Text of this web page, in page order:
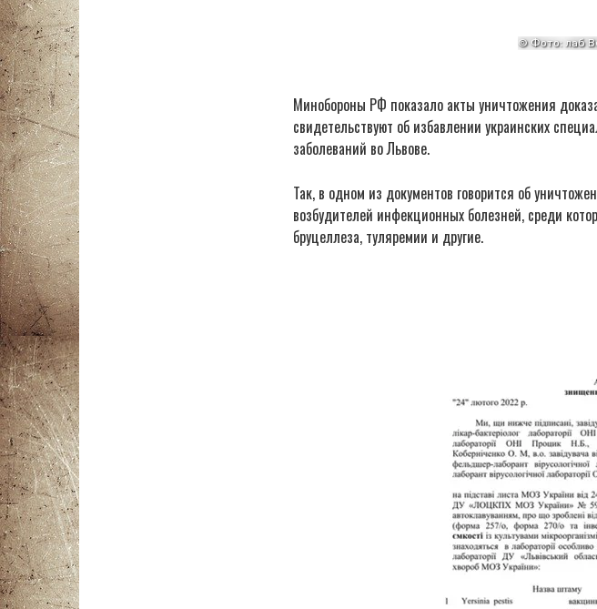
Минобороны РФ показало акты уничтожения
свидетельствуют об избавлении украинских
заболеваний во Львове.
Так, в одном из документов говорится об
возбудителей инфекционных болезней, среди
бруцеллеза, туляремии и другие.